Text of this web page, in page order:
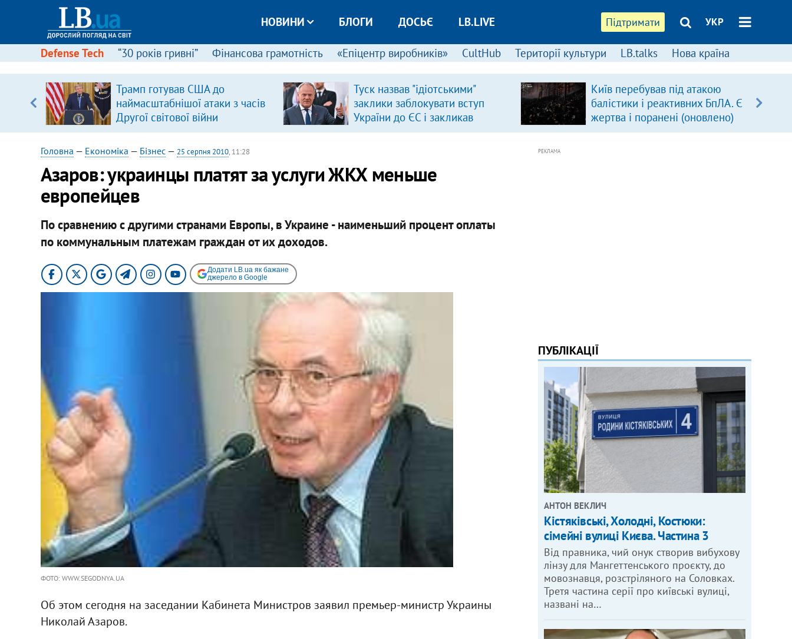
Підтримати УКР
НОВИНИ БЛОГИ ДОСЬЄ LB.LIVE
Defense Tech “30 років гривні” Фінансова грамотність «Епіцентр виробників» CultHub Території культури LB.talks Нова країна
Трамп готував США до
наймасштабнішої атаки з часів
Другої світової війни
Туск назвав "ідіотськими"
заклики заблокувати вступ
України до ЄС і закликав
припинити антиукраїнську
Київ перебував під атакою
балістики і реактивних БпЛА. Є
жертва і поранені (оновлено)
Головна — Економіка — Бізнес— 25 серпня 2010, 11:28
Азаров: украинцы платят за услуги ЖКХ меньше
европейцев
По сравнению с другими странами Европы, в Украине - наименьший процент оплаты
по коммунальным платежам граждан от их доходов.
Додати LB.ua як бажане
джерело в Google
ФОТО: WWW.SEGODNYA.UA
Об этом сегодня на заседании Кабинета Министров заявил премьер-министр Украины
Николай Азаров.
РЕКЛАМА
ПУБЛІКАЦІЇ
АНТОН ВЕКЛИЧ
Кістяківські, Холодні, Костюки:
сімейні вулиці Києва. Частина 3
Від правника, чий онук створив вибухову
лінзу для Мангеттенського проєкту, до
мовознавця, розстріляного на Соловках.
Третя частина серії про київські вулиці,
названі на…